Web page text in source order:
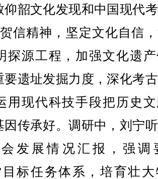
仰韶文化发现和中国现代
信精神，坚定文化自信
探源工程，加强文化遗
要遗址发掘力度，深化考
用现代科技手段把历史
因传承好。调研中，刘宁
发展情况汇报，强调
目标任务体系，培育壮